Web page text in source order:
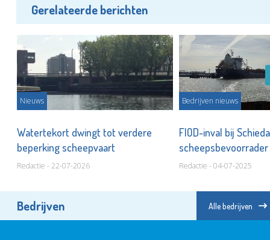
Gerelateerde berichten
Nieuws
Watertekort dwingt tot verdere
beperking scheepvaart
Redactie - 22-07-2026
Bedrijven nieuws
FIOD-inval bij
scheepsbevoorrader
Redactie - 04-07-2025
Bedrijven Alle bedrijven